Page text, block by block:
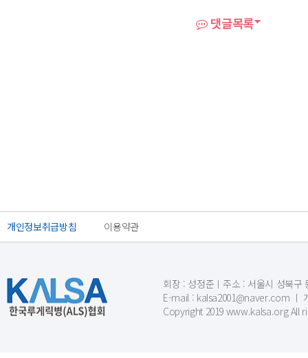
댓글목록
개인정보취급방침 이용약관
회장 : 성정준ㅣ주소 : 서울시 성북구
E-mail : kalsa2001@naver.com ㅣ
Copyright 2019 www.kalsa.org All